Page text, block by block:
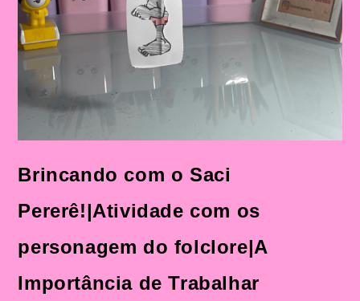
Brincando com o Saci
Pererê!|Atividade com os
personagem do folclore|A
Importância de Trabalhar